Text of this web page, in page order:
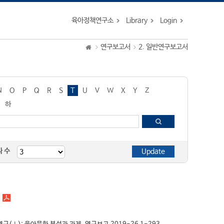
육아정책연구소 Library Login
연구보고서 2. 일반연구보고서
O P Q R S T U V W X Y
Z
하
수